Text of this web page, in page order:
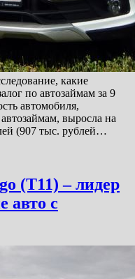
какие
по автозаймам за 9
автомобиля,
выросла на
(907 тыс. рублей…
(T11) – лидер
авто с